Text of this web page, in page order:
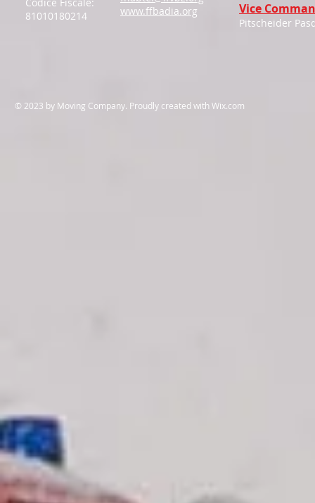
81010180214
www.ffbadia.org
Vice
Pitscheider
​© 2023 by Moving Company. Proudly created with Wix.com